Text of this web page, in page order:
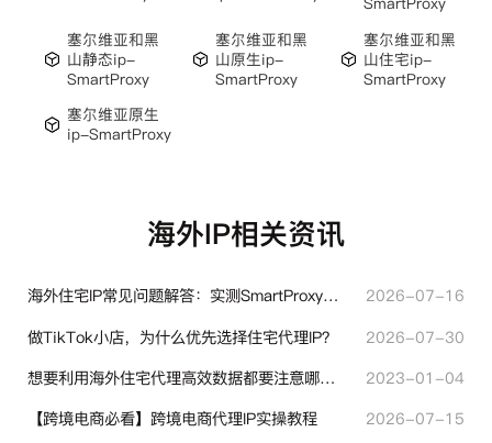
塞尔维亚和黑
山静态ip-
SmartProxy
塞尔维亚和黑
山原生ip-
SmartProxy
塞尔维亚和黑
山住宅ip-
SmartProxy
塞尔维亚原生
ip-SmartProxy
海外IP相关资讯
海外住宅IP常见问题解答：实测SmartProxy使用经验分享
2026-07-16
做TikTok小店，为什么优先选择住宅代理IP？
2026-07-30
想要利用海外住宅代理高效数据都要注意哪些地方？
2023-01-04
【跨境电商必看】跨境电商代理IP实操教程
2026-07-15